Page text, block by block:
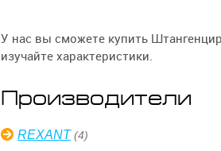
У нас вы сможете купить
изучайте характеристики.
Производители
REXANT (4)